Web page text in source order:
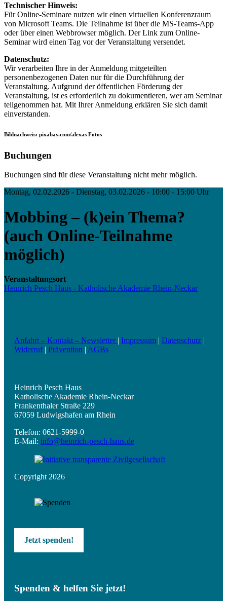
Technischer Hinweis:
Für Online-Seminare nutzen wir einen virtuellen Konferenzraum
von Microsoft Teams. Die Teilnahme ist über die MS-Teams-App
oder über einen Webbrowser möglich. Der Link zum Online-
Seminar wird einen Tag vor der Veranstaltung versendet.
Datenschutz:
Wir verarbeiten Ihre in der Anmeldung mitgeteilten
personenbezogenen Daten nur für die Durchführung der
Veranstaltung. Aufgrund der öffentlichen Förderung der
Veranstaltung, ist es erforderlich zu dokumentieren, wer am Seminar
teilgenommen hat. Mit Ihrer Anmeldung erklären Sie sich damit
einverstanden.
Bildnachweis: pixabay.com/alexas Fotos
Buchungen
Buchungen sind für diese Veranstaltung nicht mehr möglich.
Montag, 02.02.2026 - Dienstag, 03.02.2026 - 10:00 - 15:00 Uhr
Mobbing – (k)ein Thema?
(auch Online-Teilnahme
möglich)
Veranstaltungsort
Heinrich Pesch Haus - Katholische Akademie Rhein-Neckar
Anfahrt – Kontakt – Newsletter | Impressum | Datenschutz |
Widerruf| Prävention | AGBs
Heinrich Pesch Haus
Katholische Akademie Rhein-Neckar
Frankenthaler Straße 229
67059 Ludwigshafen am Rhein
Telefon: 0621-5999-0
E-Mail: info@heinrich-pesch-haus.de
Copyright 2026
Jetzt spenden!
Spenden & helfen Sie jetzt!